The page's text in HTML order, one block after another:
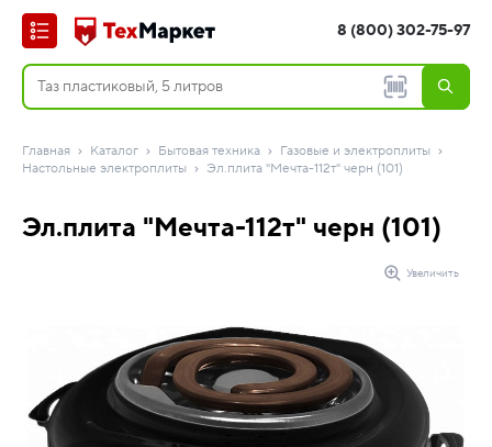
8 (800) 302-75-97
Главная Каталог Бытовая техника
Газовые и электроплиты
Настольные электроплиты
Эл.плита "Мечта-112т" черн (101)
Эл.плита "Мечта-112т" черн (101)
Увеличить